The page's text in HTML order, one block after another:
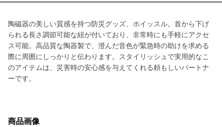
陶磁器の美しい質感を持つ防災グッズ、ホイッスル。首から下げ
られる長さ調節可能な紐が付いており、非常時にも手軽にアクセ
ス可能。高品質な陶器製で、澄んだ音色が緊急時の助けを求める
際に周囲にしっかりと伝わります。スタイリッシュで実用的なこ
のアイテムは、災害時の安心感を与えてくれる頼もしいパートナ
ーです。
商品画像